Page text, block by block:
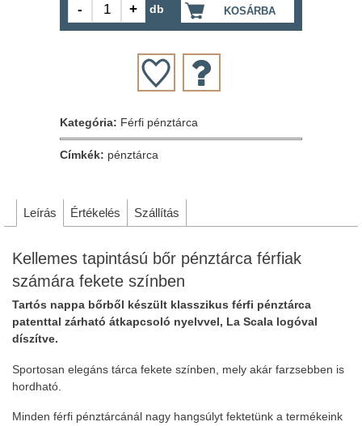
KOSÁRBA
db
Kategória: Férfi pénztárca
Címkék: pénztárca
Leírás Értékelés Szállítás
Kellemes tapintású bőr pénztárca férfiak
számára fekete színben
Tartós nappa bőrből készült klasszikus férfi pénztárca
patenttal zárható átkapcsoló nyelvvel, La Scala logóval
díszítve.
Sportosan elegáns tárca fekete színben, mely akár farzsebben is
hordható.
Minden férfi pénztárcánál nagy hangsúlyt fektetünk a termékeink